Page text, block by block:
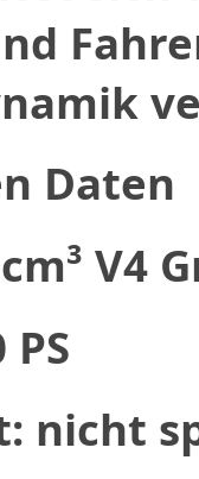
Daten
V4
nicht